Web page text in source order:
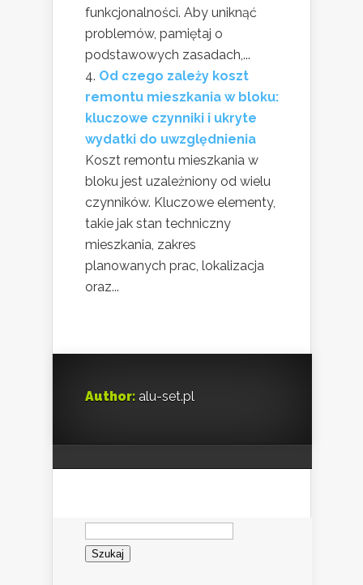
funkcjonalności. Aby uniknąć
problemów, pamiętaj o
podstawowych zasadach,...
Od czego zależy koszt
remontu mieszkania w bloku:
kluczowe czynniki i ukryte
wydatki do uwzględnienia
Koszt remontu mieszkania w
bloku jest uzależniony od wielu
czynników. Kluczowe elementy,
takie jak stan techniczny
mieszkania, zakres
planowanych prac, lokalizacja
oraz...
Author: alu-set.pl
Szukaj: